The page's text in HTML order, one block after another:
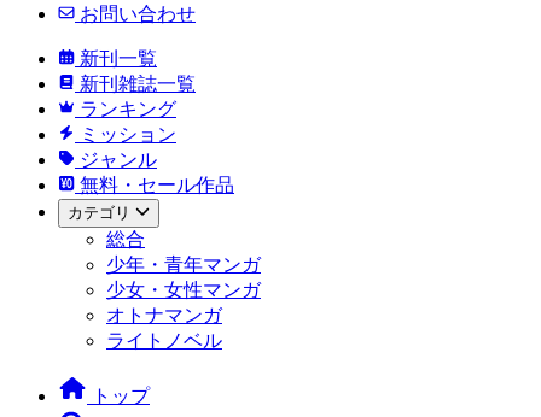
お問い合わせ
新刊一覧
新刊雑誌一覧
ランキング
ミッション
ジャンル
無料・セール作品
カテゴリ
総合
少年・青年マンガ
少女・女性マンガ
オトナマンガ
ライトノベル
トップ